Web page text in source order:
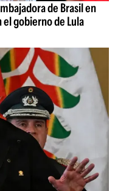
de Brasil en
gobierno de Lula